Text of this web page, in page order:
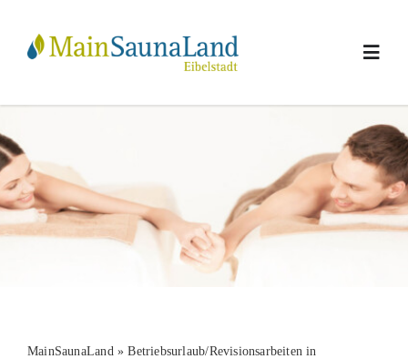
content
Massagen
MainSaunaLand »Betriebsurlaub/Revisionsarbeiten in